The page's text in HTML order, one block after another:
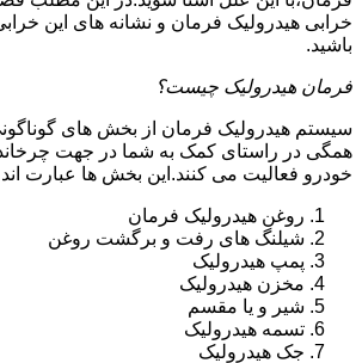
خرابی هیدرولیک فرمان و نشانه های این
باشید.
فرمان هیدرولیک چیست؟
سیستم هیدرولیک فرمان از بخش های
همگی در راستای کمک به شما در جهت
خودرو فعالیت می کنند.این بخش ها عبارت اند
روغن هیدرولیک فرمان
شیلنگ های رفت و برگشت روغن
پمپ هیدرولیک
مخزن هیدرولیک
شیر و یا مقسم
تسمه هیدرولیک
جک هیدرولیک